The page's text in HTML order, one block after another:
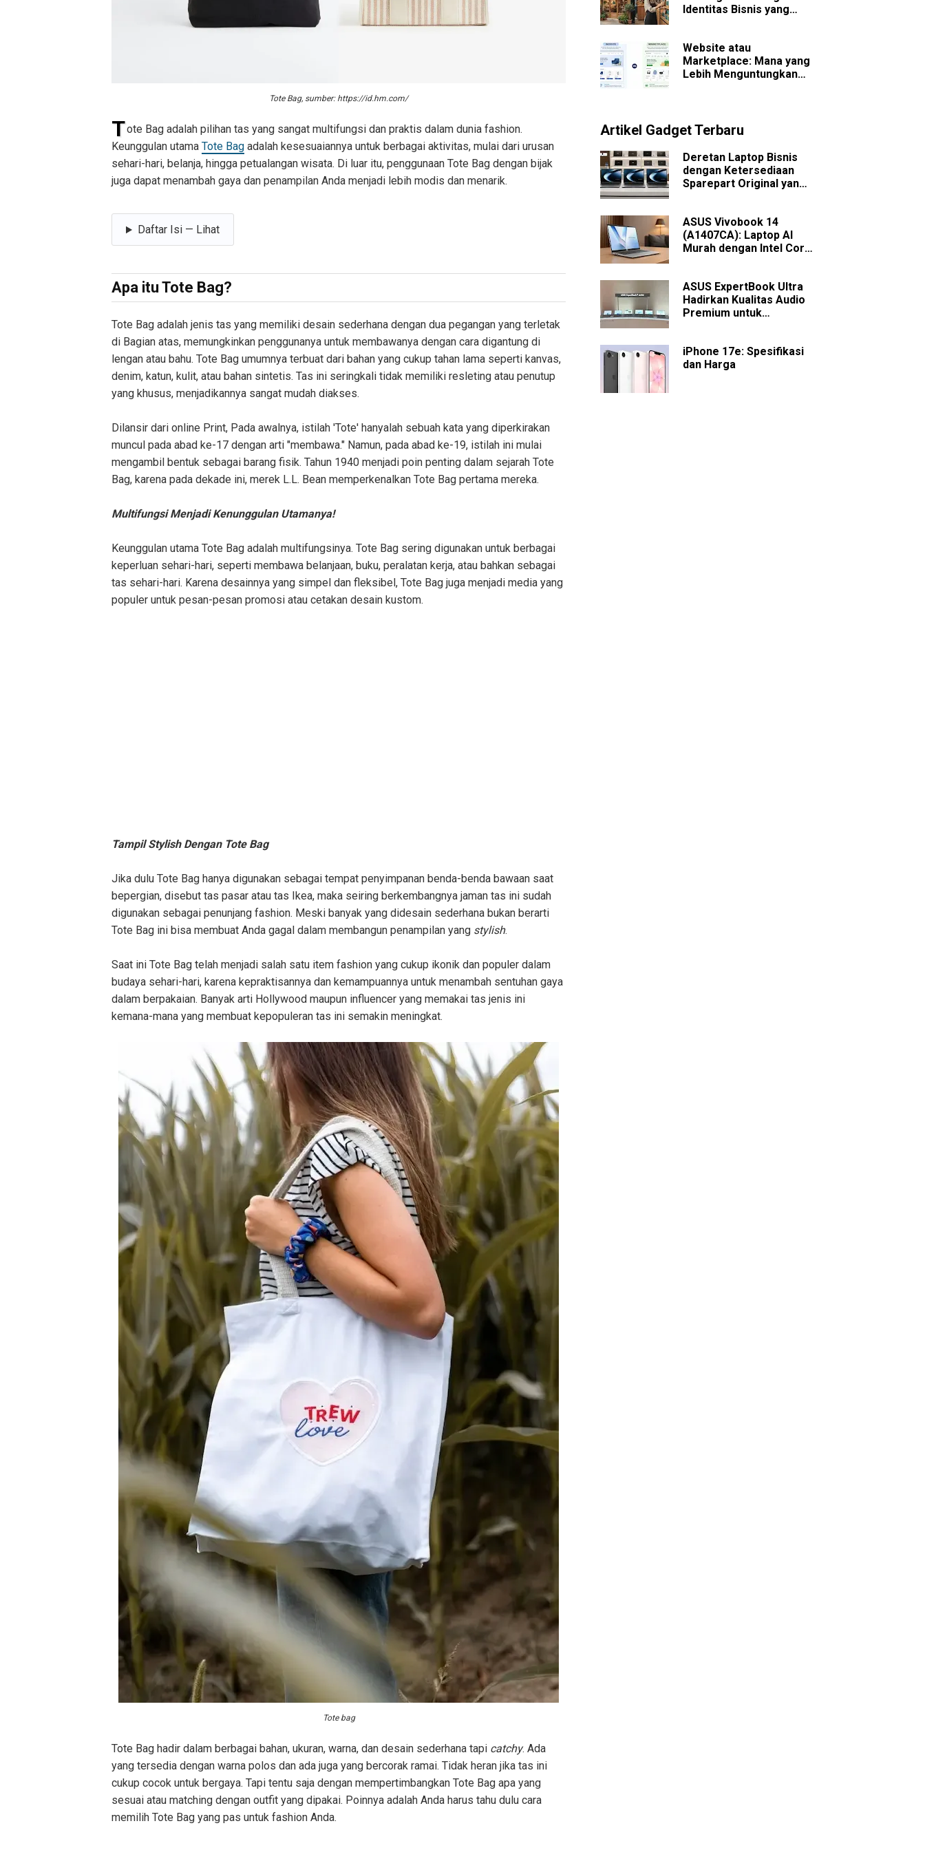
Tote Bag, sumber: https://id.hm.com/
Tote Bag adalah pilihan tas yang sangat multifungsi dan praktis dalam dunia fashion.
Keunggulan utama Tote Bag adalah kesesuaiannya untuk berbagai aktivitas, mulai dari urusan
sehari-hari, belanja, hingga petualangan wisata. Di luar itu, penggunaan Tote Bag dengan bijak
juga dapat menambah gaya dan penampilan Anda menjadi lebih modis dan menarik.
Daftar Isi — Lihat
Apa itu Tote Bag?
Tote Bag adalah jenis tas yang memiliki desain sederhana dengan dua pegangan yang terletak
di Bagian atas, memungkinkan penggunanya untuk membawanya dengan cara digantung di
lengan atau bahu. Tote Bag umumnya terbuat dari bahan yang cukup tahan lama seperti kanvas,
denim, katun, kulit, atau bahan sintetis. Tas ini seringkali tidak memiliki resleting atau penutup
yang khusus, menjadikannya sangat mudah diakses.
Dilansir dari online Print, Pada awalnya, istilah 'Tote' hanyalah sebuah kata yang diperkirakan
muncul pada abad ke-17 dengan arti "membawa." Namun, pada abad ke-19, istilah ini mulai
mengambil bentuk sebagai barang fisik. Tahun 1940 menjadi poin penting dalam sejarah Tote
Bag, karena pada dekade ini, merek L.L. Bean memperkenalkan Tote Bag pertama mereka.
Multifungsi Menjadi Kenunggulan Utamanya!
Keunggulan utama Tote Bag adalah multifungsinya. Tote Bag sering digunakan untuk berbagai
keperluan sehari-hari, seperti membawa belanjaan, buku, peralatan kerja, atau bahkan sebagai
tas sehari-hari. Karena desainnya yang simpel dan fleksibel, Tote Bag juga menjadi media yang
populer untuk pesan-pesan promosi atau cetakan desain kustom.
Tampil Stylish Dengan Tote Bag
Jika dulu Tote Bag hanya digunakan sebagai tempat penyimpanan benda-benda bawaan saat
bepergian, disebut tas pasar atau tas Ikea, maka seiring berkembangnya jaman tas ini sudah
digunakan sebagai penunjang fashion. Meski banyak yang didesain sederhana bukan berarti
Tote Bag ini bisa membuat Anda gagal dalam membangun penampilan yang stylish.
Saat ini Tote Bag telah menjadi salah satu item fashion yang cukup ikonik dan populer dalam
budaya sehari-hari, karena kepraktisannya dan kemampuannya untuk menambah sentuhan gaya
dalam berpakaian. Banyak arti Hollywood maupun influencer yang memakai tas jenis ini
kemana-mana yang membuat kepopuleran tas ini semakin meningkat.
Tote bag
Tote Bag hadir dalam berbagai bahan, ukuran, warna, dan desain sederhana tapi catchy. Ada
yang tersedia dengan warna polos dan ada juga yang bercorak ramai. Tidak heran jika tas ini
cukup cocok untuk bergaya. Tapi tentu saja dengan mempertimbangkan Tote Bag apa yang
sesuai atau matching dengan outfit yang dipakai. Poinnya adalah Anda harus tahu dulu cara
memilih Tote Bag yang pas untuk fashion Anda.
Identitas Bisnis yang
Website atau
Marketplace: Mana yang
Lebih Menguntungkan
Artikel Gadget Terbaru
Deretan Laptop Bisnis
dengan Ketersediaan
Sparepart Original yang
ASUS Vivobook 14
(A1407CA): Laptop AI
Murah dengan Intel Core
ASUS ExpertBook Ultra
Hadirkan Kualitas Audio
Premium untuk
iPhone 17e: Spesifikasi
dan Harga